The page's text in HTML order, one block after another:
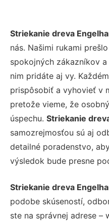
Striekanie dreva
nás. Našimi rukami
spokojných zákazníkov
nim pridáte aj vy.
prispôsobiť a vyhovieť v
pretože vieme, že
úspechu. Striekanie
samozrejmosťou sú aj
detailné poradenstvo,
výsledok bude presne
Striekanie dreva
podobe skúseností,
ste na správnej adrese –